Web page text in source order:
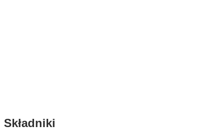
Składniki